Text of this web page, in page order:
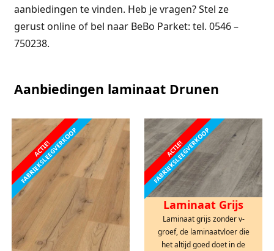
aanbiedingen te vinden. Heb je vragen? Stel ze
gerust online of bel naar BeBo Parket: tel. 0546 –
750238.
Aanbiedingen laminaat Drunen
ACTIE!
FABRIEKSLEEGVERKOOP ACTIE!
FABRIEKSLEEGVERKOOP
Laminaat Grijs
Laminaat grijs zonder v-
groef, de laminaatvloer die
het altijd goed doet in de